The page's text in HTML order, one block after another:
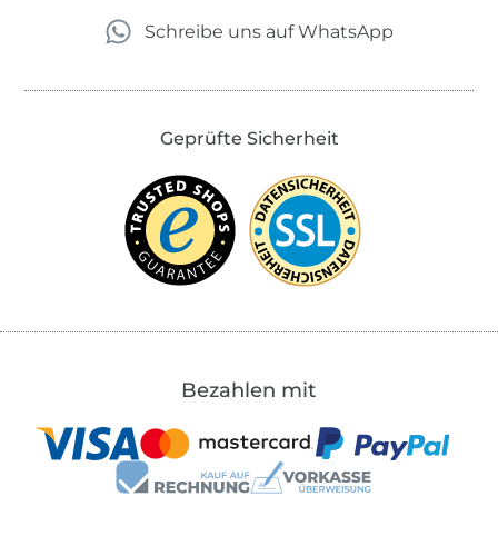
Schreibe uns auf WhatsApp
Geprüfte Sicherheit
Bezahlen mit